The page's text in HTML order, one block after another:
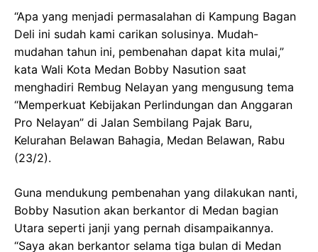
“Apa yang menjadi permasalahan di Kampung Bagan
Deli ini sudah kami carikan solusinya. Mudah-
mudahan tahun ini, pembenahan dapat kita mulai,”
kata Wali Kota Medan Bobby Nasution saat
menghadiri Rembug Nelayan yang mengusung tema
“Memperkuat Kebijakan Perlindungan dan Anggaran
Pro Nelayan” di Jalan Sembilang Pajak Baru,
Kelurahan Belawan Bahagia, Medan Belawan, Rabu
(23/2).
Guna mendukung pembenahan yang dilakukan nanti,
Bobby Nasution akan berkantor di Medan bagian
Utara seperti janji yang pernah disampaikannya.
“Saya akan berkantor selama tiga bulan di Medan